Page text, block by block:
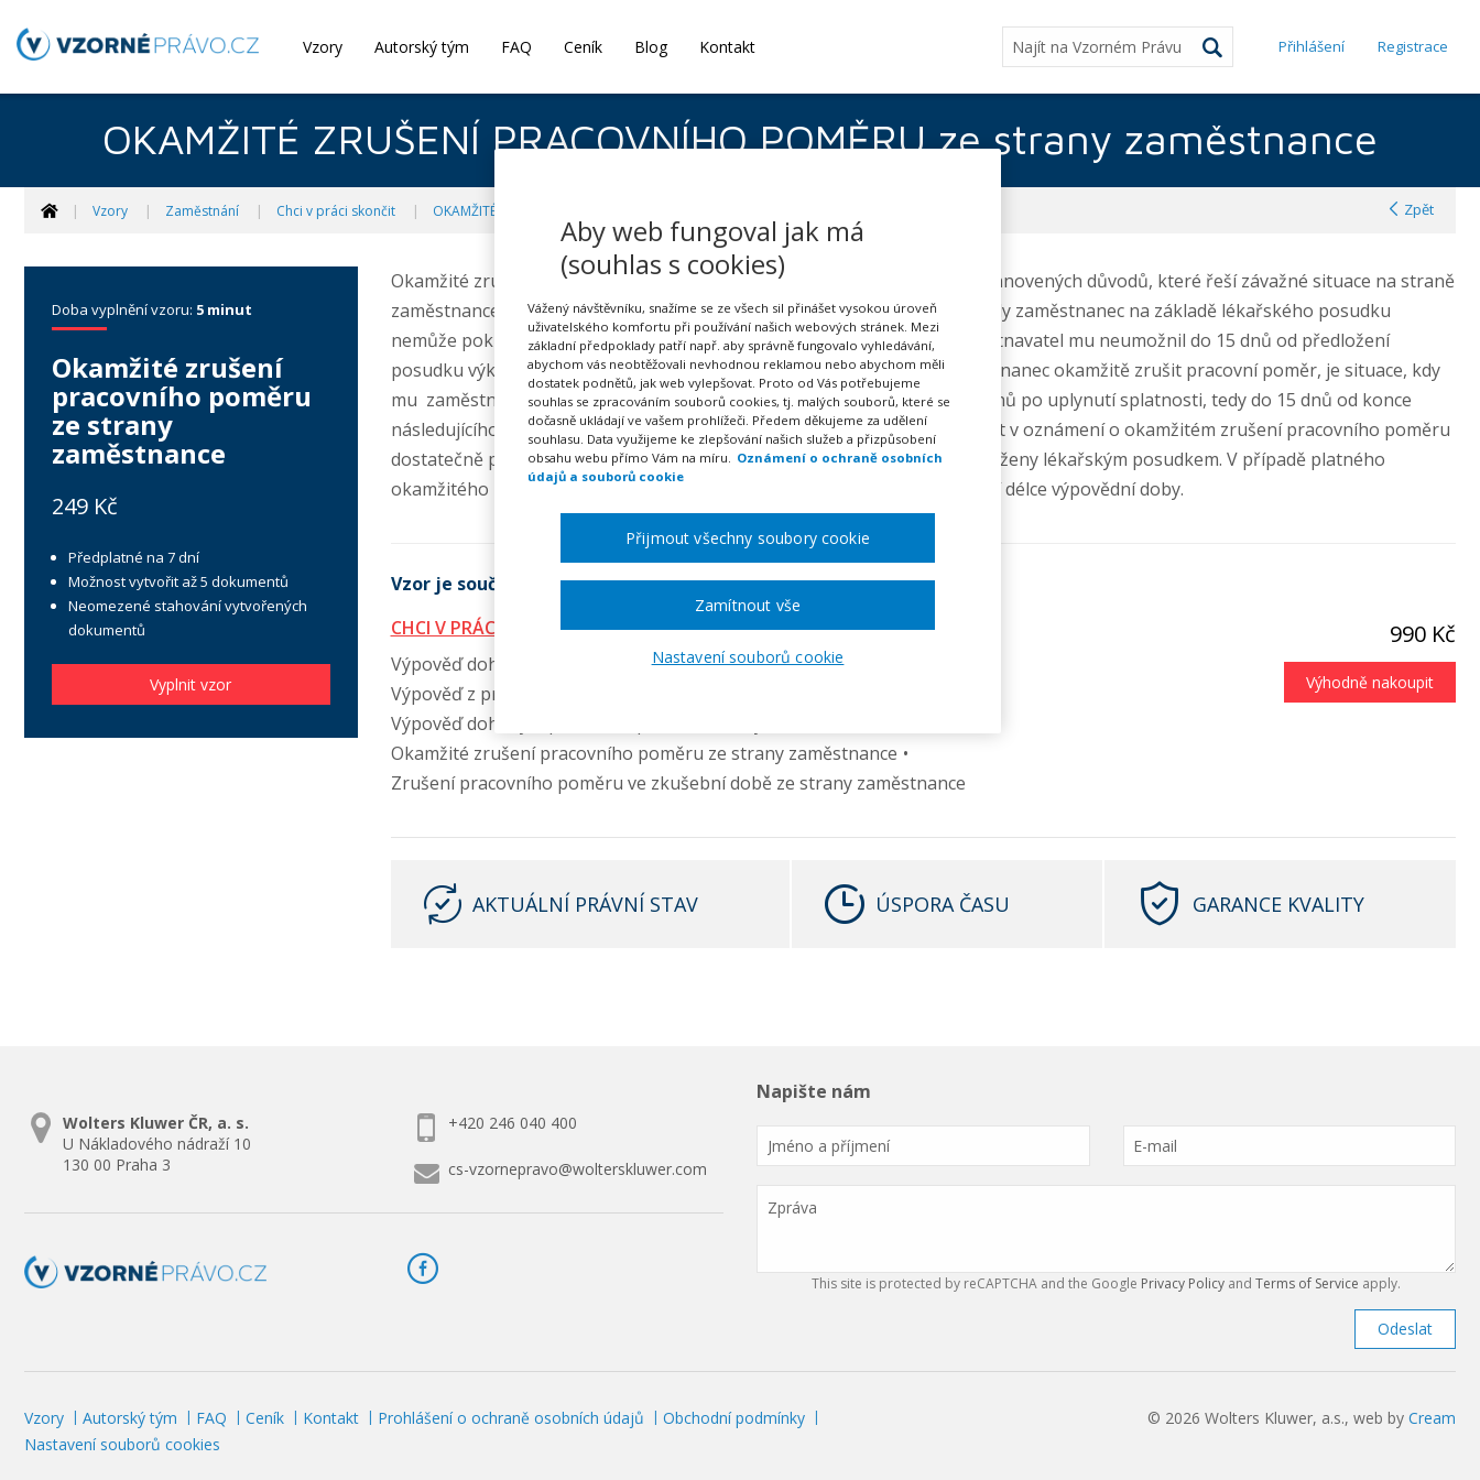
Vzory Autorský tým FAQ Ceník Blog Kontakt Přihlášení Registrace
OKAMŽITÉ ZRUŠENÍ PRACOVNÍHO POMĚRU ze strany zaměstnance
Vzory Zaměstnání Chci v práci skončit OKAMŽITÉ ZRUŠENÍ PRACOVNÍHO POMĚRU ze strany zaměstnance Zpět
Doba vyplnění vzoru: 5 minut
Okamžité zrušení
pracovního poměru
ze strany
zaměstnance
249 Kč
Předplatné na 7 dní
Možnost vytvořit až 5 dokumentů
Neomezené stahování vytvořených
dokumentů
Vyplnit vzor
Okamžité zrušení ze strany zaměstnance lze použít pouze ze zákonem stanovených důvodů, které řeší závažné situace na straně
zaměstnance. Buď se jedná o zdravotní důvody na straně zaměstnance, kdy zaměstnanec na základě lékařského posudku
nemůže pokračovat ve své práci, aniž by vážně ohrozil své zdraví a zaměstnavatel mu neumožnil do 15 dnů od předložení
posudku výkon jiné, vhodnější práce. Druhým případem, kdy může zaměstnanec okamžitě zrušit pracovní poměr, je situace, kdy
mu zaměstnavatel nevyplatil mzdu, náhradu mzdy či její část, a to do 15 dnů po uplynutí splatnosti, tedy do 15 dnů od konce
následujícího kalendářního měsíce. Jedná se o důvody závažné a musejí být v oznámení o okamžitém zrušení pracovního poměru
dostatečně popsány a konkretizovány. Zdravotní důvody musejí být podloženy lékařským posudkem. V případě platného
okamžitého zrušení má zaměstnanec nárok na náhradu mzdy odpovídající délce výpovědní doby.
Vzor je součástí balíčku:
CHCI V PRÁCI SKONČIT (5 VZORŮ)
Výpověď dohody o pracovní činnosti ze strany zaměstnance
Výpověď z pracovního poměru ze strany zaměstnance
Výpověď dohody o provedení práce ze strany zaměstnance
Okamžité zrušení pracovního poměru ze strany zaměstnance
Zrušení pracovního poměru ve zkušební době ze strany zaměstnance
990 Kč
Výhodně nakoupit
AKTUÁLNÍ PRÁVNÍ STAV ÚSPORA ČASU GARANCE KVALITY
Wolters Kluwer ČR, a. s.
U Nákladového nádraží 10
130 00 Praha 3
+420 246 040 400
cs-vzornepravo@wolterskluwer.com
Napište nám
This site is protected by reCAPTCHA and the Google Privacy Policy and Terms of Service apply.
Odeslat
Vzory Autorský tým FAQ Ceník Kontakt Prohlášení o ochraně osobních údajů
Obchodní podmínky
Nastavení souborů cookies
© 2026 Wolters Kluwer, a.s., web by Cream
Aby web fungoval jak má
(souhlas s cookies)
Vážený návštěvníku, snažíme se ze všech sil přinášet vysokou úroveň
uživatelského komfortu při používání našich webových stránek. Mezi
základní předpoklady patří např. aby správně fungovalo vyhledávání,
abychom vás neobtěžovali nevhodnou reklamou nebo abychom měli
dostatek podnětů, jak web vylepšovat. Proto od Vás potřebujeme
souhlas se zpracováním souborů cookies, tj. malých souborů, které se
dočasně ukládají ve vašem prohlížeči. Předem děkujeme za udělení
souhlasu. Data využijeme ke zlepšování našich služeb a přizpůsobení
obsahu webu přímo Vám na míru. Oznámení o ochraně osobních
údajů a souborů cookie
Nastavení souborů cookie
Zamítnout vše
Přijmout všechny soubory cookie